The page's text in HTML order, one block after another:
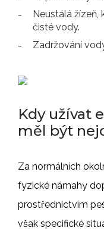
Neustálá žízeň,
čisté vody.
Zadržování
Kdy užívat
měl být
Za normálních
fyzické námahy
prostřednictvím
však specifické